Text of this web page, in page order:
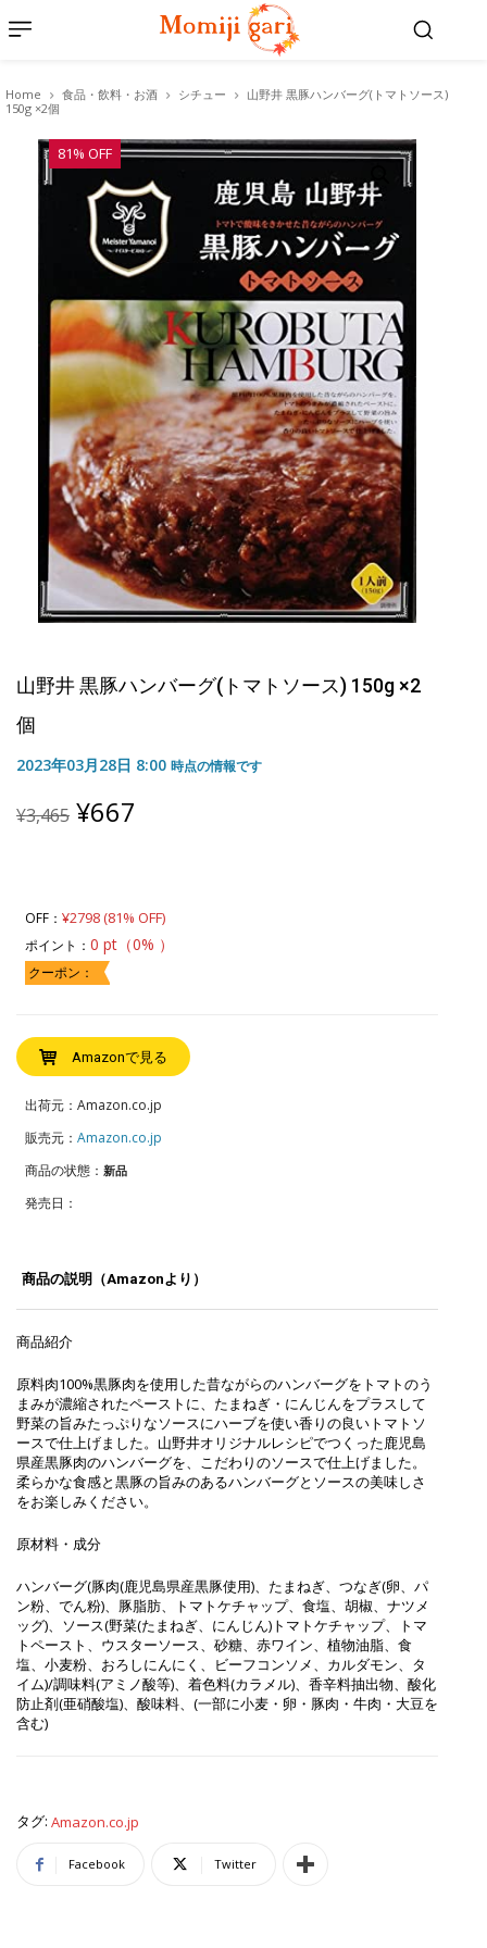
Home 食品・飲料・お酒 シチュー
山野井 黒豚ハンバーグ(トマトソース)
150g ×2個
81% OFF
山野井 黒豚ハンバーグ(トマトソース) 150g ×2
個
2023年03月28日 8:00 時点の情報です
¥3,465 Original
price
¥667
OFF： ¥2798 (81% OFF)
ポイント： 0 pt（0% ）
クーポン：
Amazonで見る
出荷元：Amazon.co.jp
販売元： Amazon.co.jp
商品の状態： 新品
発売日：
商品の説明（Amazonより）
商品紹介
原料肉100%黒豚肉を使用した昔ながらのハンバーグをトマトのう
まみが濃縮されたペーストに、たまねぎ・にんじんをプラスして
野菜の旨みたっぷりなソースにハーブを使い香りの良いトマトソ
ースで仕上げました。山野井オリジナルレシピでつくった鹿児島
県産黒豚肉のハンバーグを、こだわりのソースで仕上げました。
柔らかな食感と黒豚の旨みのあるハンバーグとソースの美味しさ
をお楽しみください。
原材料・成分
ハンバーグ(豚肉(鹿児島県産黒豚使用)、たまねぎ、つなぎ(卵、パ
ン粉、でん粉)、豚脂肪、トマトケチャップ、食塩、胡椒、ナツメ
ッグ)、ソース(野菜(たまねぎ、にんじん)トマトケチャップ、トマ
トペースト、ウスターソース、砂糖、赤ワイン、植物油脂、食
塩、小麦粉、おろしにんにく、ビーフコンソメ、カルダモン、タ
イム)/調味料(アミノ酸等)、着色料(カラメル)、香辛料抽出物、酸化
防止剤(亜硝酸塩)、酸味料、(一部に小麦・卵・豚肉・牛肉・大豆を
含む)
タグ: Amazon.co.jp
Facebook Twitter